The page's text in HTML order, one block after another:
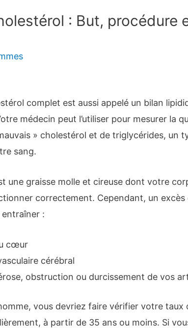
: But, procédure
complet est aussi appelé un bilan
médecin peut l’utiliser pour mesurer la
» cholestérol et de triglycérides, un
sang.
une graisse molle et cireuse dont votre
correctement. Cependant, un excès
:
cœur
cérébral
obstruction ou durcissement de vos
vous devriez faire vérifier votre taux
à partir de 35 ans ou moins. Si